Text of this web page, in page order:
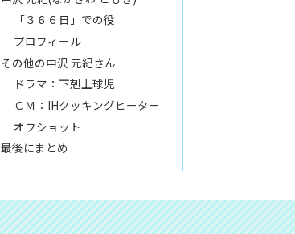
「３６６日」での役
プロフィール
その他の中沢 元紀さん
ドラマ：下剋上球児
ＣＭ：IHクッキングヒーター
オフショット
最後にまとめ